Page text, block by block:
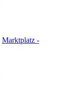
Marktplatz -